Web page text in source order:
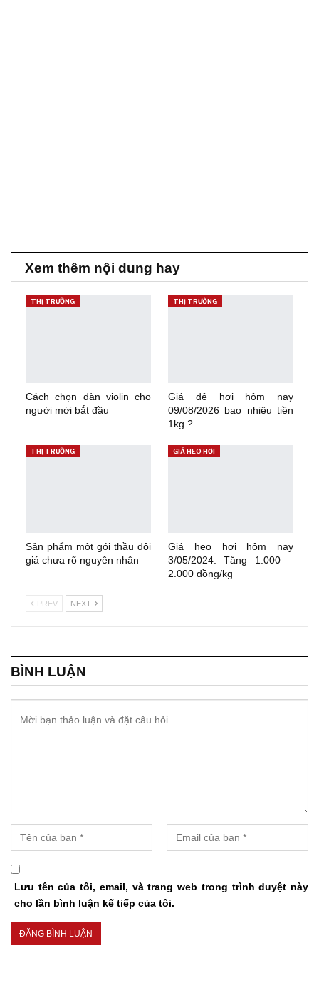
Xem thêm nội dung hay
THỊ TRƯỜNG
Cách chọn đàn violin cho
người mới bắt đầu
THỊ TRƯỜNG
Giá dê hơi hôm nay
09/08/2026 bao nhiêu tiền
1kg ?
THỊ TRƯỜNG
Sản phẩm một gói thầu đội
giá chưa rõ nguyên nhân
GIÁ HEO HƠI
Giá heo hơi hôm nay
3/05/2024: Tăng 1.000 –
2.000 đồng/kg
PREV NEXT
BÌNH LUẬN
Lưu tên của tôi, email, và trang web trong trình duyệt này
cho lần bình luận kế tiếp của tôi.